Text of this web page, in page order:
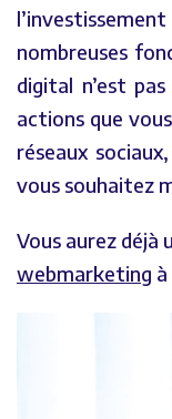
nombreuses
digital n’est
actions que
réseaux
vous souhaitez
Vous aurez déjà
webmarketing